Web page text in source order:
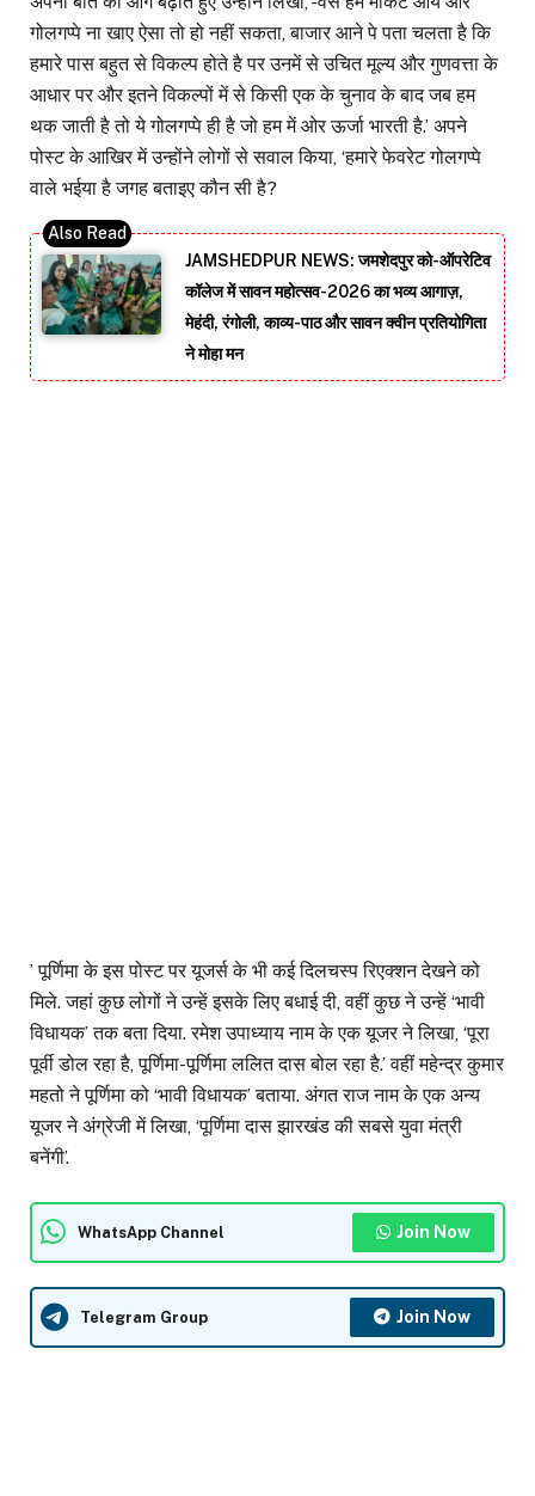
गोलगप्पे ना खाए ऐसा तो हो नहीं सकता, बाजार आने पे पता चलता है कि
हमारे पास बहुत से विकल्प होते है पर उनमें से उचित मूल्य और गुणवत्ता के
आधार पर और इतने विकल्पों में से किसी एक के चुनाव के बाद जब हम
थक जाती है तो ये गोलगप्पे ही है जो हम में ओर ऊर्जा भारती है.’ अपने
पोस्ट के आखिर में उन्होंने लोगों से सवाल किया, ‘हमारे फेवरेट गोलगप्पे
वाले भईया है जगह बताइए कौन सी है?
JAMSHEDPUR NEWS: जमशेदपुर को-ऑपरेटिव
कॉलेज में सावन महोत्सव-2026 का भव्य आगाज़,
मेहंदी, रंगोली, काव्य-पाठ और सावन क्वीन प्रतियोगिता
ने मोहा मन
’ पूर्णिमा के इस पोस्ट पर यूजर्स के भी कई दिलचस्प रिएक्शन देखने को
मिले. जहां कुछ लोगों ने उन्हें इसके लिए बधाई दी, वहीं कुछ ने उन्हें ‘भावी
विधायक’ तक बता दिया. रमेश उपाध्याय नाम के एक यूजर ने लिखा, ‘पूरा
पूर्वी डोल रहा है, पूर्णिमा-पूर्णिमा ललित दास बोल रहा है.’ वहीं महेन्द्र कुमार
महतो ने पूर्णिमा को ‘भावी विधायक’ बताया. अंगत राज नाम के एक अन्य
यूजर ने अंग्रेजी में लिखा, ‘पूर्णिमा दास झारखंड की सबसे युवा मंत्री
बनेंगी’.
WhatsApp Channel Join Now
Telegram Group Join Now